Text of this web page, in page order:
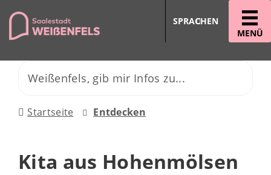
MENÜ
SPRACHEN
Startseite Entdecken
Kita aus Hohenmölsen